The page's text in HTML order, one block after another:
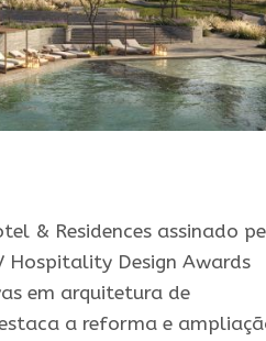
& Residences assinado
Hospitality Design Awards
em arquitetura de
a reforma e